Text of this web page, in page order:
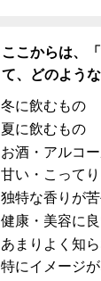
ここからは、
て、どのよう
冬に飲むもの
夏に飲むもの
お酒・アルコ
甘い・こってり
独特な香りが
健康・美容に
あまりよく知
特にイメージ